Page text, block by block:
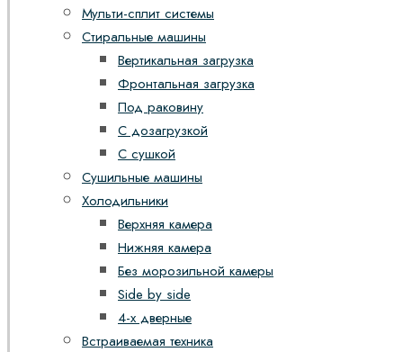
Мульти-сплит системы
Стиральные машины
Вертикальная загрузка
Фронтальная загрузка
Под раковину
С дозагрузкой
С сушкой
Сушильные машины
Холодильники
Верхняя камера
Нижняя камера
Без морозильной камеры
Side by side
4-х дверные
Встраиваемая техника